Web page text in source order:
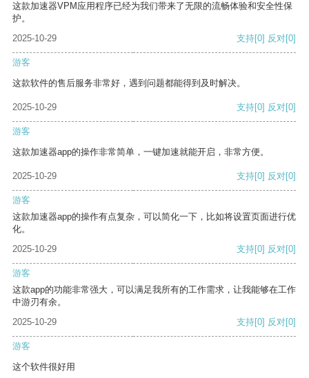
这款加速器VPM应用程序已经为我们带来了无限的流畅体验和安全性保
护。
2025-10-29
支持[0] 反对[0]
游客
这款软件的售后服务非常好，遇到问题都能得到及时解决。
2025-10-29 支持[0] 反对[0]
游客
这款加速器app的操作非常简单，一键加速就能开启，非常方便。
2025-10-29 支持[0] 反对[0]
游客
这款加速器app的操作有点复杂，可以简化一下，比如将设置页面进行优
化。
2025-10-29
支持[0] 反对[0]
游客
这款app的功能非常强大，可以满足我所有的工作需求，让我能够在工作
中游刃有余。
2025-10-29
支持[0] 反对[0]
游客
这个软件很好用